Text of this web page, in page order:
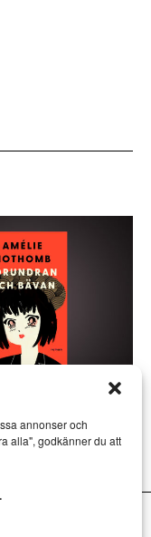
annonser och
alla", godkänner du att
i Japan